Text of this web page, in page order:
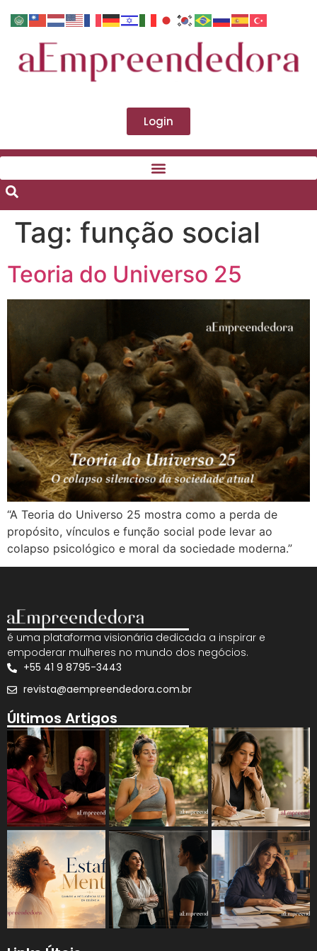
Login
Tag: função social
Teoria do Universo 25
“A Teoria do Universo 25 mostra como a perda de
propósito, vínculos e função social pode levar ao
colapso psicológico e moral da sociedade moderna.”
é uma plataforma visionária dedicada a inspirar e
empoderar mulheres no mundo dos negócios.
+55 41 9 8795-3443
revista@aempreendedora.com.br
Últimos Artigos